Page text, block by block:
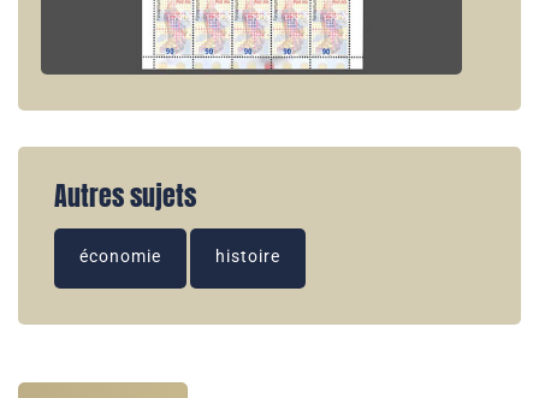
Autres sujets
économie histoire